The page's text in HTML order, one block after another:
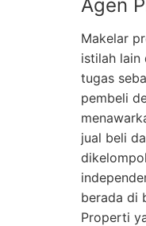
Agen
Makelar
istilah lain
tugas
pembeli
jual beli
berada di
Properti